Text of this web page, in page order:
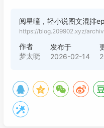
阅星曈，轻小说图文混排
https://blog.209902.xyz/
作者
梦太晓
发布于
2026-02-14